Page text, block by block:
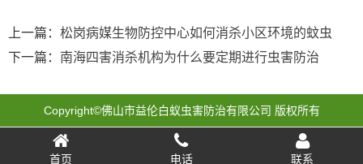
上一篇： 松岗病媒生物防控中心如何消杀小区环境的蚊虫
下一篇： 南海四害消杀机构为什么要定期进行虫害防治
Copyright©佛山市益伦白蚁虫害防治有限公司 版权所有
首页 电话 联系